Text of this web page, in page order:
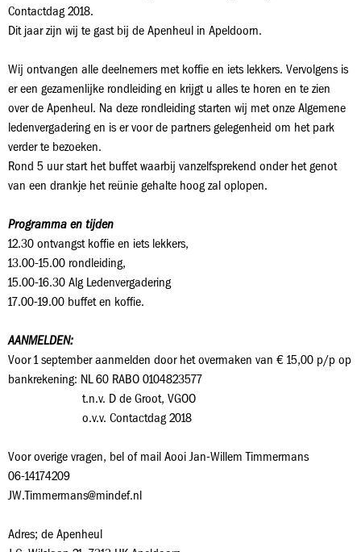
Contactdag 2018.
Dit jaar zijn wij te gast bij de Apenheul in Apeldoorn.
Wij ontvangen alle deelnemers met koffie en iets lekkers. Vervolgens is
er een gezamenlijke rondleiding en krijgt u alles te horen en te zien
over de Apenheul. Na deze rondleiding starten wij met onze Algemene
ledenvergadering en is er voor de partners gelegenheid om het park
verder te bezoeken.
Rond 5 uur start het buffet waarbij vanzelfsprekend onder het genot
van een drankje het reünie gehalte hoog zal oplopen.
Programma en tijden
12.30 ontvangst koffie en iets lekkers,
13.00-15.00 rondleiding,
15.00-16.30 Alg Ledenvergadering
17.00-19.00 buffet en koffie.
AANMELDEN:
Voor 1 september aanmelden door het overmaken van € 15,00 p/p op
bankrekening: NL 60 RABO 0104823577
t.n.v. D de Groot, VGOO
o.v.v. Contactdag 2018
Voor overige vragen, bel of mail Aooi Jan-Willem Timmermans
06-14174209
JW.Timmermans@mindef.nl
Adres; de Apenheul